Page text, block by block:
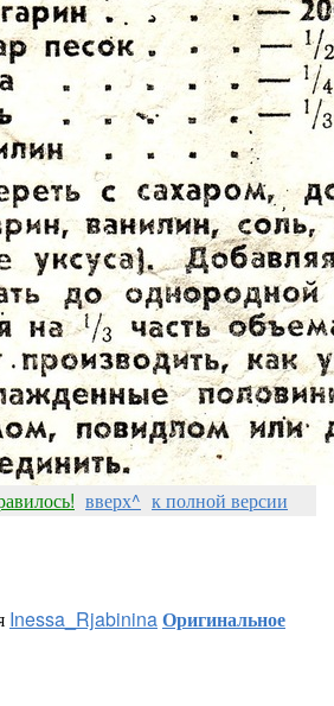
вверх^ к полной версии
Inessa_RjabininaОригинальное